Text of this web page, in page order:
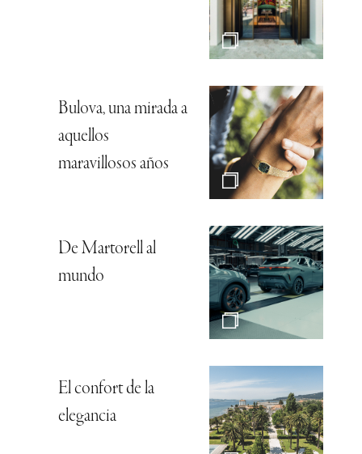
Bulova, una mirada a
aquellos
maravillosos años
De Martorell al
mundo
El confort de la
elegancia